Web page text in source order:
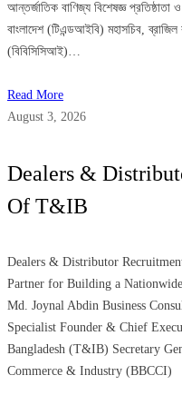
আন্তর্জাতিক বাণিজ্য বিশেষজ্ঞ প্রতিষ্ঠাতা ও
বাংলাদেশ (টিএন্ডআইবি) মহাসচিব, ব্রাজিল
(বিবিসিসিআই)…
Read More
August 3, 2026
Dealers &
Of T&IB
Dealers & Distributor
Partner for Building a
Md. Joynal Abdin Business
Specialist Founder & Chief
Bangladesh (T&IB) Secretary
Commerce & Industry (BBCCI)